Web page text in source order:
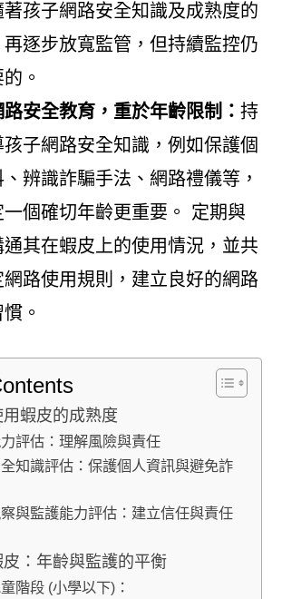
孩子網路安全知識及成熟度的
逐步放寬監管，但持續監控仍
。
安全教育，重於年齡限制： 持
子網路安全知識，例如保護個
、辨識詐騙手法、網路禮儀等，
一個確切年齡更重要。 定期與
通其在蝦皮上的使用情況，並共
網路使用規則，建立良好的網路
。
蝦皮的成熟度
評估：理解風險與責任
知識評估：保護個人資訊與避免詐
與監護能力評估：建立信任與責任
：年齡與監護的平衡
階段 (小學以下)：